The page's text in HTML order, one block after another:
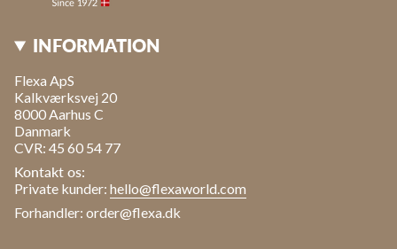
INFORMATION
Flexa ApS
Kalkværksvej 20
8000 Aarhus C
Danmark
CVR: 45 60 54 77
Kontakt os:
Private kunder: hello@flexaworld.com
Forhandler: order@flexa.dk